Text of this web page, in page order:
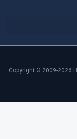
Copyright © 2009-2026